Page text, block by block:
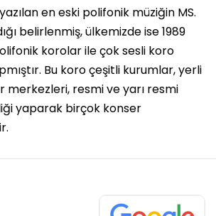
en eski polifonik müziğin MS.
belirlenmiş, ülkemizde ise 1989
korolar ile çok sesli koro
Bu koro çeşitli kurumlar, yerli
merkezleri, resmi ve yarı resmi
yaparak birçok konser